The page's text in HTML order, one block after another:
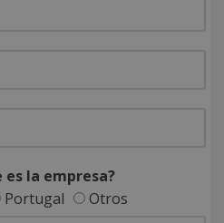
es la empresa?
Portugal Otros